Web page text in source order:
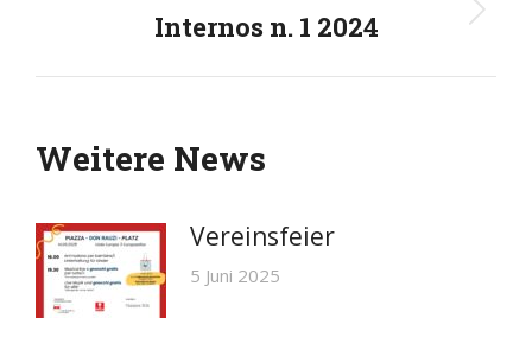
Nächster
Internos n. 1 2024
Weitere News
Vereinsfeier
5 Juni 2025